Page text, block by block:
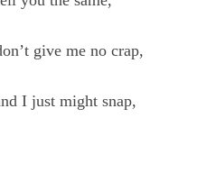
give me no crap,
I just might snap,